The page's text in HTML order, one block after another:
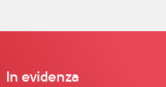
In evidenza